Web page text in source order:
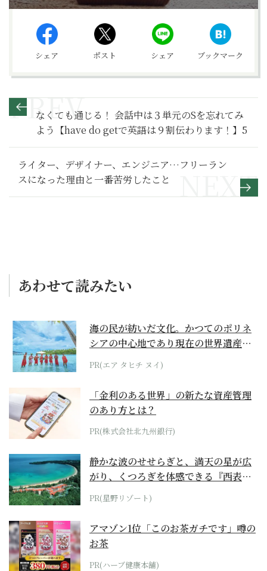
シェア ポスト シェア ブックマーク
なくても通じる！ 会話中は３単元のSを忘れてみ
よう【have do getで英語は９割伝わります！】5
ライター、デザイナー、エンジニア…フリーラン
スになった理由と一番苦労したこと
あわせて読みたい
海の民が紡いだ文化。かつてのポリネ
シアの中心地であり現在の世界遺産か
らみえてくる...
PR(エア タヒチ ヌイ)
「金利のある世界」の新たな資産管理
のあり方とは？
PR(株式会社北九州銀行)
静かな波のせせらぎと、満天の星が広
がり、くつろぎを体感できる『西表島
ホテル by...
PR(星野リゾート)
アマゾン1位「このお茶ガチです」噂の
お茶
PR(ハーブ健康本舗)